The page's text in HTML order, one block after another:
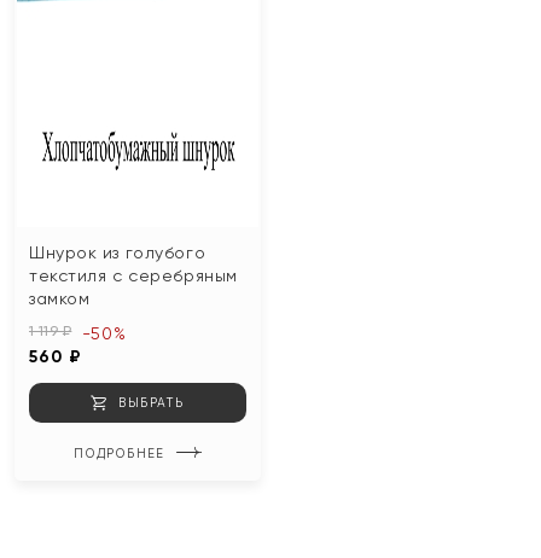
Шнурок из голубого
текстиля с серебряным
замком
1 119 ₽
560 ₽
-50%
ВЫБРАТЬ
ПОДРОБНЕЕ